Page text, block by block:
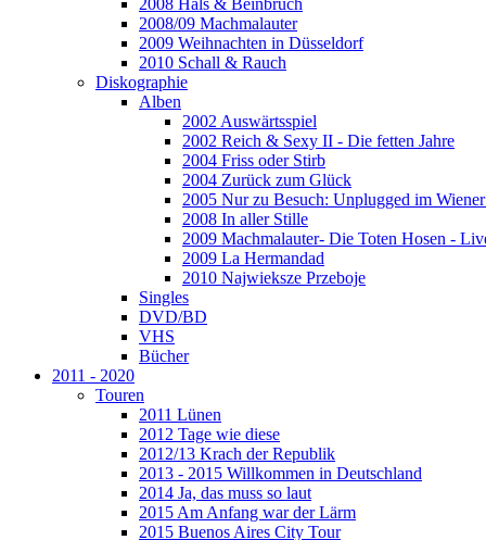
2008/09 Machmalauter
2009 Weihnachten in Düsseldorf
2010 Schall & Rauch
Diskographie
Alben
2002 Auswärtsspiel
2002 Reich & Sexy II - Die fetten Jahre
2004 Friss oder Stirb
2004 Zurück zum Glück
2005 Nur zu Besuch: Unplugged im
2008 In aller Stille
2009 Machmalauter- Die Toten Hosen -
2009 La Hermandad
2010 Najwieksze Przeboje
Singles
DVD/BD
VHS
Bücher
2011 - 2020
Touren
2011 Lünen
2012 Tage wie diese
2012/13 Krach der Republik
2013 - 2015 Willkommen in Deutschland
2014 Ja, das muss so laut
2015 Am Anfang war der Lärm
2015 Buenos Aires City Tour